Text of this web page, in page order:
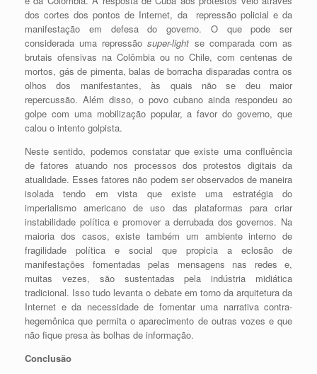
dos cortes dos pontos de Internet, da repressão policial e da
manifestação em defesa do governo. O que pode ser
considerada uma repressãosuper-light se comparada com as
brutais ofensivas na Colômbia ou no Chile, com centenas de
mortos, gás de pimenta, balas de borracha disparadas contra os
olhos dos manifestantes, às quais não se deu maior
repercussão. Além disso, o povo cubano ainda respondeu ao
golpe com uma mobilização popular, a favor do governo, que
calou o intento golpista.
Neste sentido, podemos constatar que existe uma confluência
de fatores atuando nos processos dos protestos digitais da
atualidade. Esses fatores não podem ser observados de maneira
isolada tendo em vista que existe uma estratégia do
imperialismo americano de uso das plataformas para criar
instabilidade política e promover a derrubada dos governos. Na
maioria dos casos, existe também um ambiente interno de
fragilidade política e social que propicia a eclosão de
manifestações fomentadas pelas mensagens nas redes e,
muitas vezes, são sustentadas pela indústria midiática
tradicional. Isso tudo levanta o debate em torno da arquitetura da
Internet e da necessidade de fomentar uma narrativa contra-
hegemônica que permita o aparecimento de outras vozes e que
não fique presa às bolhas de informação.
Conclusão